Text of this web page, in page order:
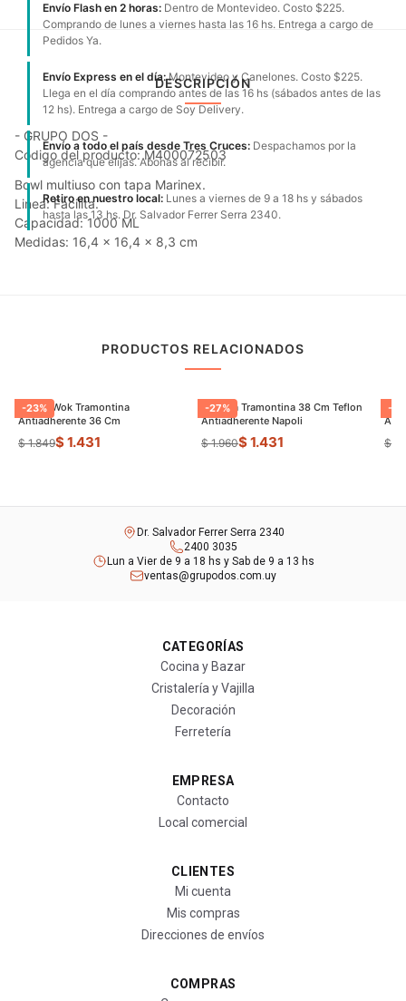
Envío Flash en 2 horas: Dentro de Montevideo. Costo $225.
Comprando de lunes a viernes hasta las 16 hs. Entrega a cargo de
Pedidos Ya.
Envío Express en el día:Montevideo y Canelones. Costo $225.
Llega en el día comprando antes de las 16 hs (sábados antes de las
12 hs). Entrega a cargo de Soy Delivery.
Envío a todo el país desde Tres Cruces: Despachamos por la
agencia que elijas. Abonas al recibir.
Retiro en nuestro local: Lunes a viernes de 9 a 18 hs y sábados
hasta las 13 hs. Dr. Salvador Ferrer Serra 2340.
DESCRIPCIÓN
- GRUPO DOS -
Código del producto: M400072503
Bowl multiuso con tapa Marinex.
Linea: Facilita.
Capacidad: 1000 ML
Medidas: 16,4 x 16,4 x 8,3 cm
PRODUCTOS RELACIONADOS
-23%
Sarten Wok Tramontina
Antiadherente 36 Cm
$ 1.849$ 1.431
-27%
Paellera Tramontina 38 Cm Teflon
Antiadherente Napoli
$ 1.960$ 1.431
-
$
Dr. Salvador Ferrer Serra 2340
2400 3035
Lun a Vier de 9 a 18 hs y Sab de 9 a 13 hs
ventas@grupodos.com.uy
CATEGORÍAS
Cocina y Bazar
Cristalería y Vajilla
Decoración
Ferretería
EMPRESA
Contacto
Local comercial
CLIENTES
Mi cuenta
Mis compras
Direcciones de envíos
COMPRAS